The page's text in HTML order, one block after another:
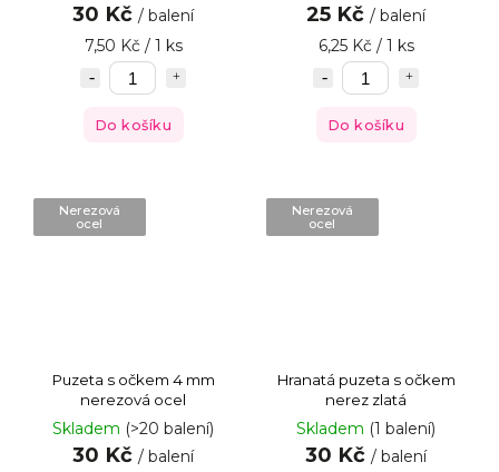
30 Kč / balení
7,50 Kč / 1 ks
Do košíku
25 Kč / balení
6,25 Kč / 1 ks
Do košíku
Nerezová
ocel
Puzeta s očkem 4 mm
nerezová ocel
Skladem (>20 balení)
30 Kč / balení
Nerezová
ocel
Hranatá puzeta s očkem
nerez zlatá
Skladem (1 balení)
30 Kč / balení